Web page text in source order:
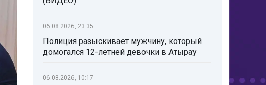
06.08.2026, 23:35
Полиция разыскивает мужчину, который
домогался 12-летней девочки в Атырау
06.08.2026, 10:17